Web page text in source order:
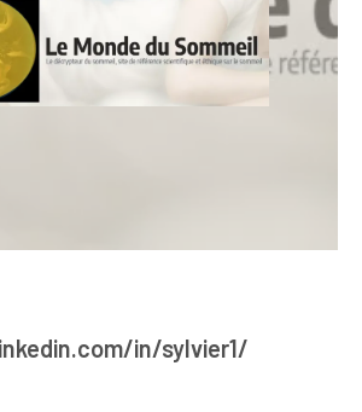
in/sylvier1/